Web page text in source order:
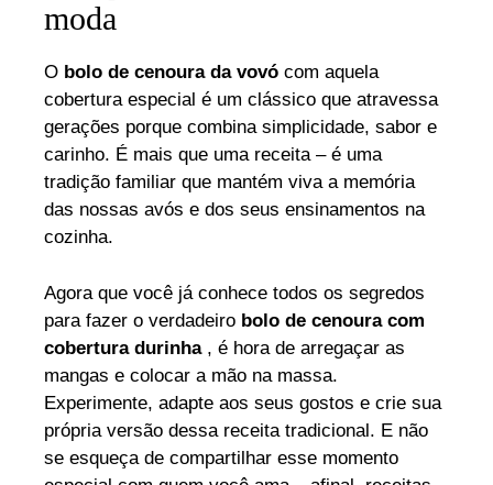
moda
O bolo de cenoura da vovó com aquela
cobertura especial é um clássico que atravessa
gerações porque combina simplicidade, sabor e
carinho. É mais que uma receita – é uma
tradição familiar que mantém viva a memória
das nossas avós e dos seus ensinamentos na
cozinha.
Agora que você já conhece todos os segredos
para fazer o verdadeiro bolo de cenoura com
cobertura durinha, é hora de arregaçar as
mangas e colocar a mão na massa.
Experimente, adapte aos seus gostos e crie sua
própria versão dessa receita tradicional. E não
se esqueça de compartilhar esse momento